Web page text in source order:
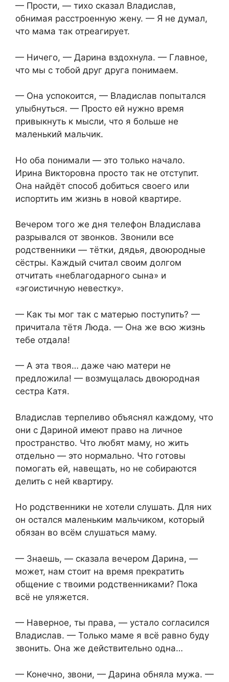
— Прости, — тихо сказал Владислав,
обнимая расстроенную жену. — Я не думал,
что мама так отреагирует.
— Ничего, — Дарина вздохнула. — Главное,
что мы с тобой друг друга понимаем.
— Она успокоится, — Владислав попытался
улыбнуться. — Просто ей нужно время
привыкнуть к мысли, что я больше не
маленький мальчик.
Но оба понимали — это только начало.
Ирина Викторовна просто так не отступит.
Она найдёт способ добиться своего или
испортить им жизнь в новой квартире.
Вечером того же дня телефон Владислава
разрывался от звонков. Звонили все
родственники — тётки, дядья, двоюродные
сёстры. Каждый считал своим долгом
отчитать «неблагодарного сына» и
«эгоистичную невестку».
— Как ты мог так с матерью поступить? —
причитала тётя Люда. — Она же всю жизнь
тебе отдала!
— А эта твоя… даже чаю матери не
предложила! — возмущалась двоюродная
сестра Катя.
Владислав терпеливо объяснял каждому, что
они с Дариной имеют право на личное
пространство. Что любят маму, но жить
отдельно — это нормально. Что готовы
помогать ей, навещать, но не собираются
делить с ней квартиру.
Но родственники не хотели слушать. Для них
он остался маленьким мальчиком, который
обязан во всём слушаться маму.
— Знаешь, — сказала вечером Дарина, —
может, нам стоит на время прекратить
общение с твоими родственниками? Пока
всё не уляжется.
— Наверное, ты права, — устало согласился
Владислав. — Только маме я всё равно буду
звонить. Она же действительно одна…
— Конечно, звони, — Дарина обняла мужа. —